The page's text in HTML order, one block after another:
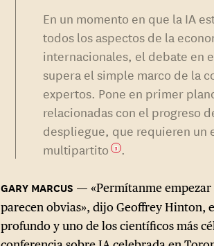
En un momento en que la IA
todos los aspectos de la
internacionales, el debate en
supera el simple marco de la
expertos. Pone en primer
relacionadas con el progreso
despliegue, que requieren un
multipartito 3 .
«Permítanme
parecen obvias», dijo Geoffrey Hinton,
profundo y uno de los científicos más